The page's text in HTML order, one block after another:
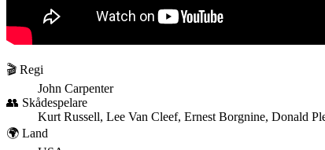
🎬 Regi
John Carpenter
👥 Skådespelare
Kurt Russell, Lee Van Cleef, Ernest Borgnine, Donald
🌍 Land